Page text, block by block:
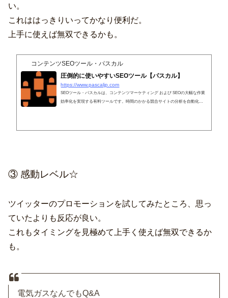
い。
これははっきりいってかなり便利だ。
上手に使えば無双できるかも。
コンテンツSEOツール・パスカル
圧倒的に使いやすいSEOツール【パスカル】
https://www.pascaljp.com
SEOツール・パスカルは、コンテンツマーケティング および SEOの大幅な作業
効率化を実現する有料ツールです。時間のかかる競合サイトの分析を自動化。
③ 感動レベル☆
ツイッターのプロモーションを試してみたところ、思っ
ていたよりも反応が良い。
これもタイミングを見極めて上手く使えば無双できるか
も。
電気ガスなんでもQ&A